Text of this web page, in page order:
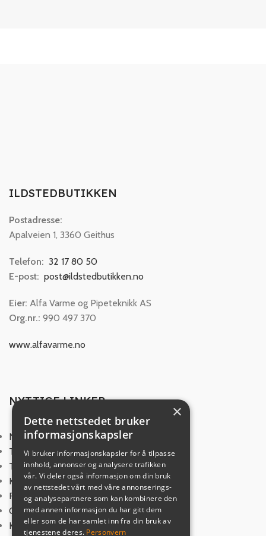
ILDSTEDBUTIKKEN
Postadresse:
Apalveien 1, 3360 Geithus
Telefon: 32 17 80 50
E-post: post@ildstedbutikken.no
Eier: Alfa Varme og Pipeteknikk AS
Org.nr.: 990 497 370
www.alfavarme.no
NYTTIGE LINKER
Norsk Varme
Trygg Netthandel
Tips og veiledning
Kjøpsvilkår
Frakt
Om oss
Kontakt oss
×
Dette nettstedet bruker
informasjonskapsler
Vi bruker informasjonskapsler for å tilpasse
innhold, annonser og analysere trafikken
vår. Vi deler også informasjon om din bruk
av nettstedet vårt med våre annonserings-
og analysepartnere som kan kombinere den
med annen informasjon du har gitt dem
eller som de har samlet inn fra din bruk av
tjenestene deres. Personvern